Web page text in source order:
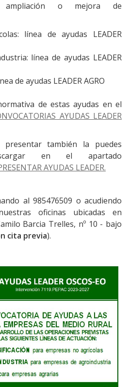
ampliación o mejora de
línea de ayudas LEADER
línea de ayudas LEADER
de ayudas LEADER AGRO
de estas ayudas en el
AYUDAS LEADER
presentar también la puedes
en el apartado
AYUDAS LEADER.
al 985476509 o acudiendo
oficinas ubicadas en
Barcia Trelles, nº 10 - bajo
cita previa).